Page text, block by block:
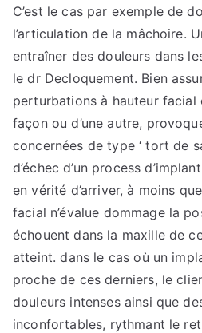
C’est le cas par exemple de
l’articulation de la mâchoire.
entraîner des douleurs dans
le dr Decloquement. Bien
perturbations à hauteur facial
façon ou d’une autre,
concernées de type ‘ tort de
d’échec d’un process
en vérité d’arriver, à moins
facial n’évalue dommage la
échouent dans la maxille de
atteint. dans le cas où un
proche de ces derniers, le
douleurs intenses ainsi que
inconfortables, rythmant le